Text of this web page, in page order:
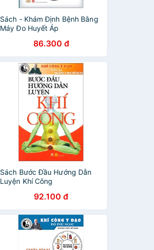
Sách - Khám Định Bệnh Bằng
Máy Đo Huyết Áp
86.300 đ
Sách Bước Đầu Hướng Dẫn
Luyện Khí Công
92.100 đ